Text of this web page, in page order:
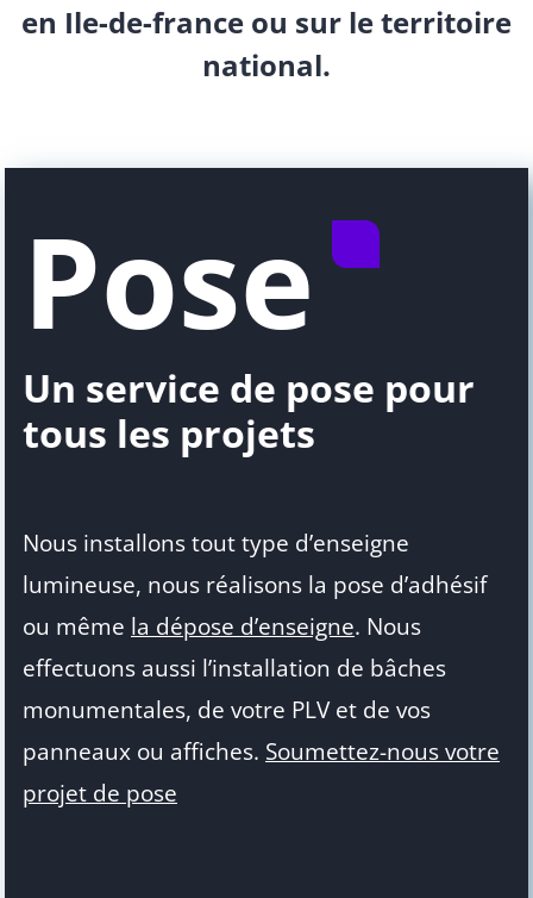
en Ile-de-france ou sur le territoire
national.
Pose
Un service de pose pour
tous les projets
Nous installons tout type d’enseigne
lumineuse, nous réalisons la pose d’adhésif
ou même la dépose d’enseigne. Nous
effectuons aussi l’installation de bâches
monumentales, de votre PLV et de vos
panneaux ou affiches. Soumettez-nous votre
projet de pose